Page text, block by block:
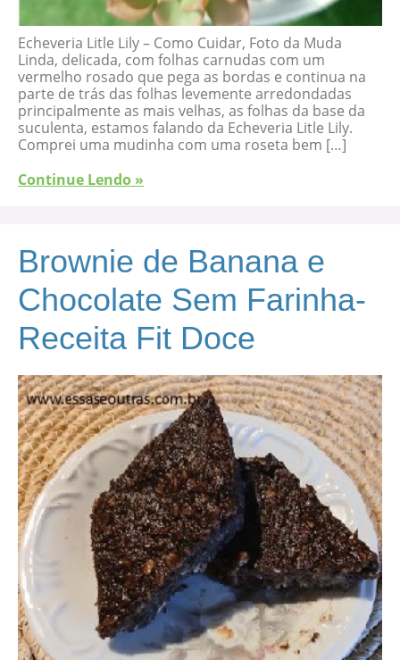
Echeveria Litle Lily – Como Cuidar, Foto da Muda
Linda, delicada, com folhas carnudas com um
vermelho rosado que pega as bordas e continua na
parte de trás das folhas levemente arredondadas
principalmente as mais velhas, as folhas da base da
suculenta, estamos falando da Echeveria Litle Lily.
Comprei uma mudinha com uma roseta bem […]
Continue Lendo »
Brownie de Banana e
Chocolate Sem Farinha-
Receita Fit Doce